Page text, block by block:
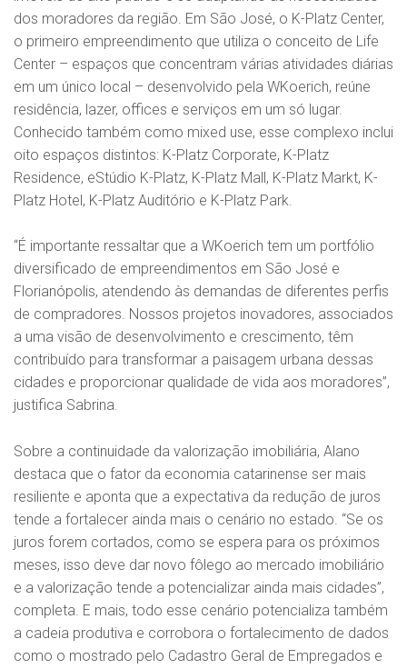
dos moradores da região. Em São José, o K-Platz Center,
o primeiro empreendimento que utiliza o conceito de Life
Center – espaços que concentram várias atividades diárias
em um único local – desenvolvido pela WKoerich, reúne
residência, lazer, offices e serviços em um só lugar.
Conhecido também como mixed use, esse complexo inclui
oito espaços distintos: K-Platz Corporate, K-Platz
Residence, eStúdio K-Platz, K-Platz Mall, K-Platz Markt, K-
Platz Hotel, K-Platz Auditório e K-Platz Park.
“É importante ressaltar que a WKoerich tem um portfólio
diversificado de empreendimentos em São José e
Florianópolis, atendendo às demandas de diferentes perfis
de compradores. Nossos projetos inovadores, associados
a uma visão de desenvolvimento e crescimento, têm
contribuído para transformar a paisagem urbana dessas
cidades e proporcionar qualidade de vida aos moradores”,
justifica Sabrina.
Sobre a continuidade da valorização imobiliária, Alano
destaca que o fator da economia catarinense ser mais
resiliente e aponta que a expectativa da redução de juros
tende a fortalecer ainda mais o cenário no estado. “Se os
juros forem cortados, como se espera para os próximos
meses, isso deve dar novo fôlego ao mercado imobiliário
e a valorização tende a potencializar ainda mais cidades”,
completa. E mais, todo esse cenário potencializa também
a cadeia produtiva e corrobora o fortalecimento de dados
como o mostrado pelo Cadastro Geral de Empregados e